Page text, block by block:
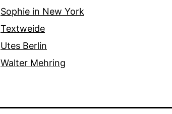
Sophie in New York
Textweide
Utes Berlin
Walter Mehring